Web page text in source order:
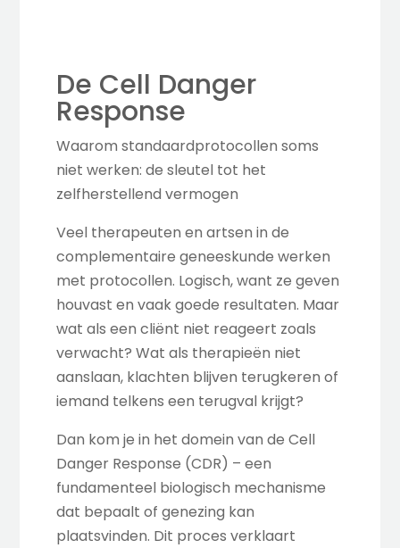
De Cell Danger
Response
Waarom standaardprotocollen soms
niet werken: de sleutel tot het
zelfherstellend vermogen
Veel therapeuten en artsen in de
complementaire geneeskunde werken
met protocollen. Logisch, want ze geven
houvast en vaak goede resultaten. Maar
wat als een cliënt niet reageert zoals
verwacht? Wat als therapieën niet
aanslaan, klachten blijven terugkeren of
iemand telkens een terugval krijgt?
Dan kom je in het domein van de Cell
Danger Response (CDR) – een
fundamenteel biologisch mechanisme
dat bepaalt of genezing kan
plaatsvinden. Dit proces verklaart